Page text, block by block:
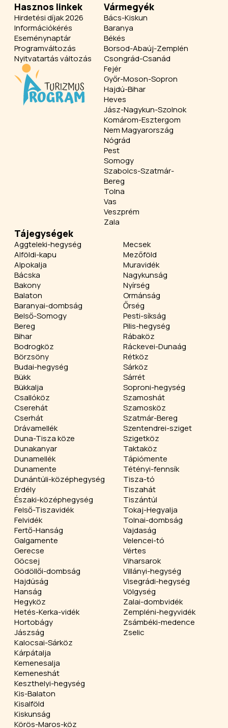
Hasznos linkek
Hirdetési díjak 2026
Információkérés
Eseménynaptár
Programváltozás
Nyitvatartás változás
Vármegyék
Bács-Kiskun
Baranya
Békés
Borsod-Abaúj-Zemplén
Csongrád-Csanád
Fejér
Győr-Moson-Sopron
Hajdú-Bihar
Heves
Jász-Nagykun-Szolnok
Komárom-Esztergom
Nem Magyarország
Nógrád
Pest
Somogy
Szabolcs-Szatmár-
Bereg
Tolna
Vas
Veszprém
Zala
Tájegységek
Aggteleki-hegység
Alföldi-kapu
Alpokalja
Bácska
Bakony
Balaton
Baranyai-dombság
Belső-Somogy
Bereg
Bihar
Bodrogköz
Börzsöny
Budai-hegység
Bükk
Bükkalja
Csallóköz
Cserehát
Cserhát
Drávamellék
Duna-Tisza köze
Dunakanyar
Dunamellék
Dunamente
Dunántúli-középhegység
Erdély
Északi-középhegység
Felső-Tiszavidék
Felvidék
Fertő-Hanság
Galgamente
Gerecse
Göcsej
Gödöllői-dombság
Hajdúság
Hanság
Hegyköz
Hetés-Kerka-vidék
Hortobágy
Jászság
Kalocsai-Sárköz
Kárpátalja
Kemenesalja
Kemeneshát
Keszthelyi-hegység
Kis-Balaton
Kisalföld
Kiskunság
Körös-Maros-köz
Mecsek
Mezőföld
Muravidék
Nagykunság
Nyírség
Ormánság
Őrség
Pesti-síkság
Pilis-hegység
Rábaköz
Ráckevei-Dunaág
Rétköz
Sárköz
Sárrét
Soproni-hegység
Szamoshát
Szamosköz
Szatmár-Bereg
Szentendrei-sziget
Szigetköz
Taktaköz
Tápiómente
Tétényi-fennsík
Tisza-tó
Tiszahát
Tiszántúl
Tokaj-Hegyalja
Tolnai-dombság
Vajdaság
Velencei-tó
Vértes
Viharsarok
Villányi-hegység
Visegrádi-hegység
Völgység
Zalai-dombvidék
Zempléni-hegyvidék
Zsámbéki-medence
Zselic